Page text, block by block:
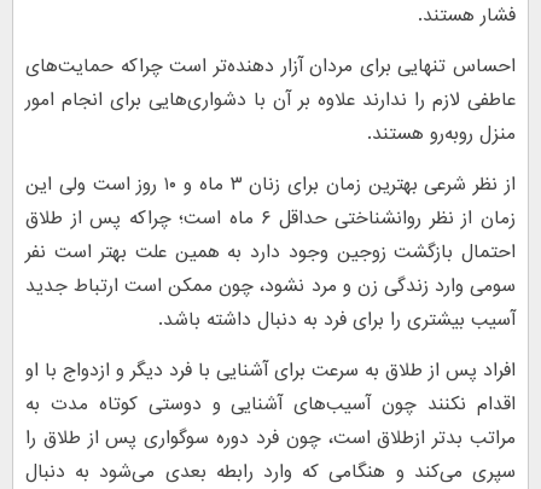
فشار هستند.
احساس تنهایی برای مردان آزار دهنده‌تر است چراکه حمایت‌های
عاطفی لازم را ندارند علاوه بر آن با دشواری‌هایی برای انجام امور
منزل روبه‌رو هستند.
از نظر شرعی بهترین زمان برای زنان ۳ ماه و ۱۰ روز است ولی این
زمان از نظر روانشناختی حداقل ۶ ماه است؛ چراکه پس از طلاق
احتمال بازگشت زوجین وجود دارد به همین علت بهتر است نفر
سومی وارد زندگی زن و مرد نشود، چون ممکن است ارتباط جدید
آسیب بیشتری را برای فرد به دنبال داشته باشد.
افراد پس از طلاق به سرعت برای آشنایی با فرد دیگر و ازدواج با او
اقدام نکنند چون آسیب‌های آشنایی و دوستی کوتاه مدت به
مراتب بدتر ازطلاق است، چون فرد دوره سوگواری پس از طلاق را
سپری می‌کند و هنگامی که وارد رابطه بعدی می‌شود به دنبال